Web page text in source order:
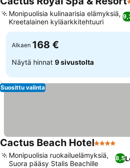
Monipuolisia kulinaarisia elämyksiä,
Kreetalainen kyläarkkitehtuuri
Alkaen 168 €
Näytä hinnat 9 sivustolta
Suosittu valinta
Cactus Beach Hotel4
8,5
Monipuolisia ruokailuelämyksiä,
Suora pääsy Stalis Beachille